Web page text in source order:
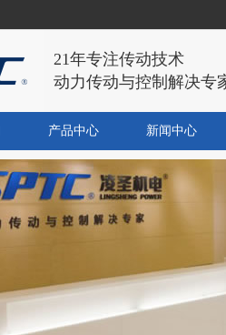
21年专注传动技术
动力传动与控制解决专
产品中心 新闻中心